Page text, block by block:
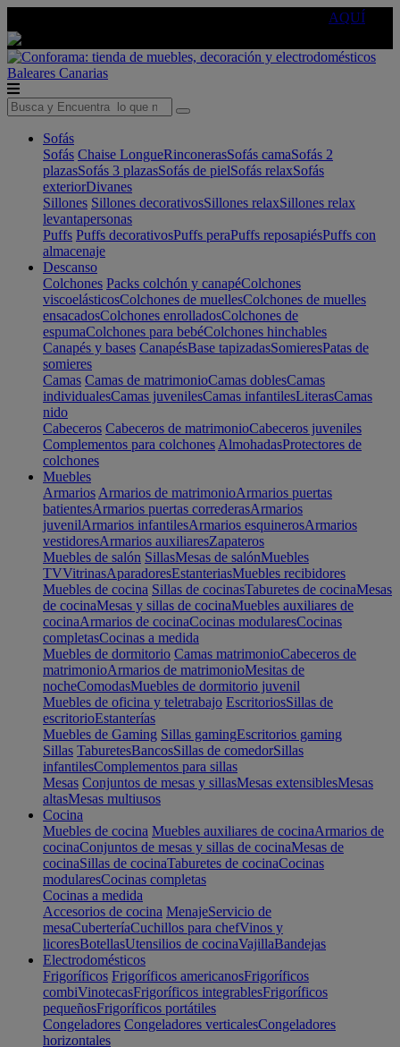
AQUÍ
Baleares Canarias
Sofás
Sofás Chaise LongueRinconerasSofás camaSofás 2
plazasSofás 3 plazasSofás de pielSofás relaxSofás
exteriorDivanes
Sillones Sillones decorativosSillones relaxSillones relax
levantapersonas
Puffs Puffs decorativosPuffs peraPuffs reposapiésPuffs con
almacenaje
Descanso
Colchones Packs colchón y canapéColchones
viscoelásticosColchones de muellesColchones de muelles
ensacadosColchones enrolladosColchones de
espumaColchones para bebéColchones hinchables
Canapés y bases CanapésBase tapizadasSomieresPatas de
somieres
Camas Camas de matrimonioCamas doblesCamas
individualesCamas juvenilesCamas infantilesLiterasCamas
nido
Cabeceros Cabeceros de matrimonioCabeceros juveniles
Complementos para colchones AlmohadasProtectores de
colchones
Muebles
Armarios Armarios de matrimonioArmarios puertas
batientesArmarios puertas correderasArmarios
juvenilArmarios infantilesArmarios esquinerosArmarios
vestidoresArmarios auxiliaresZapateros
Muebles de salón SillasMesas de salónMuebles
TVVitrinasAparadoresEstanteriasMuebles recibidores
Muebles de cocina Sillas de cocinasTaburetes de cocinaMesas
de cocinaMesas y sillas de cocinaMuebles auxiliares de
cocinaArmarios de cocinaCocinas modularesCocinas
completasCocinas a medida
Muebles de dormitorio Camas matrimonioCabeceros de
matrimonioArmarios de matrimonioMesitas de
nocheComodasMuebles de dormitorio juvenil
Muebles de oficina y teletrabajo EscritoriosSillas de
escritorioEstanterías
Muebles de Gaming Sillas gamingEscritorios gaming
Sillas TaburetesBancosSillas de comedorSillas
infantilesComplementos para sillas
Mesas Conjuntos de mesas y sillasMesas extensiblesMesas
altasMesas multiusos
Cocina
Muebles de cocina Muebles auxiliares de cocinaArmarios de
cocinaConjuntos de mesas y sillas de cocinaMesas de
cocinaSillas de cocinaTaburetes de cocinaCocinas
modularesCocinas completas
Cocinas a medida
Accesorios de cocina MenajeServicio de
mesaCuberteríaCuchillos para chefVinos y
licoresBotellasUtensilios de cocinaVajillaBandejas
Electrodomésticos
Frigoríficos Frigoríficos americanosFrigoríficos
combiVinotecasFrigoríficos integrablesFrigoríficos
pequeñosFrigoríficos portátiles
Congeladores Congeladores verticalesCongeladores
horizontales